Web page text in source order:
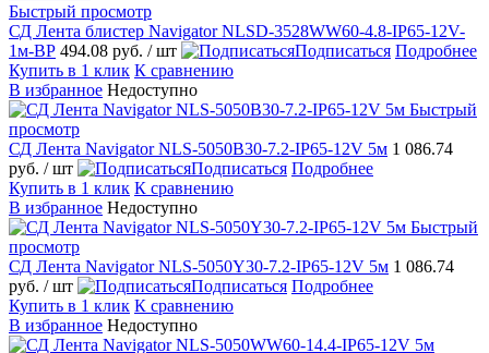
Быстрый просмотр
СД Лента блистер Navigator NLSD-3528WW60-4.8-IP65-12V-
1м-BР 494.08 руб. / шт Подписаться Подробнее
Купить в 1 клик К сравнению
В избранное Недоступно
Быстрый
просмотр
СД Лента Navigator NLS-5050B30-7.2-IP65-12V 5м 1 086.74
руб. / шт Подписаться Подробнее
Купить в 1 клик К сравнению
В избранное Недоступно
Быстрый
просмотр
СД Лента Navigator NLS-5050Y30-7.2-IP65-12V 5м 1 086.74
руб. / шт Подписаться Подробнее
Купить в 1 клик К сравнению
В избранное Недоступно